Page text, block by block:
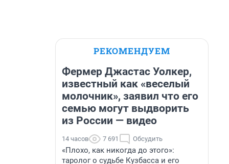
РЕКОМЕНДУЕМ
Фермер Джастас Уолкер,
известный как «веселый
молочник», заявил что его
семью могут выдворить
из России — видео
14 часов 7 691 Обсудить
«Плохо, как никогда до этого»:
таролог о судьбе Кузбасса и его